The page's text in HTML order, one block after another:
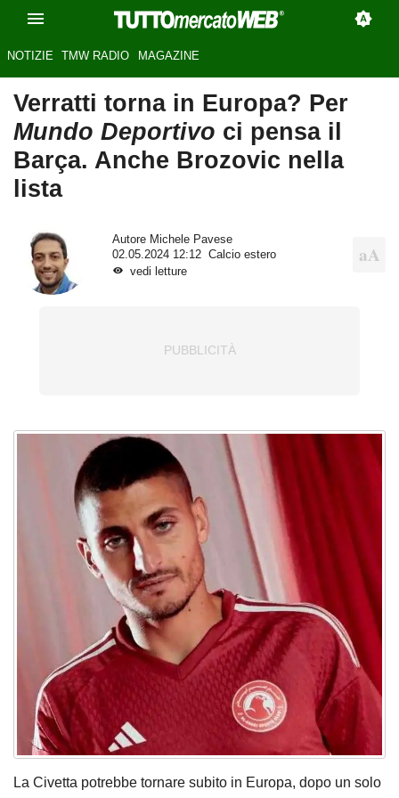
NOTIZIE TMW RADIO MAGAZINE
Verratti torna in Europa? Per
Mundo Deportivo ci pensa il
Barça. Anche Brozovic nella
lista
Autore Michele Pavese
02.05.2024 12:12
Calcio estero
vedi letture
La Civetta potrebbe tornare subito in Europa, dopo un solo